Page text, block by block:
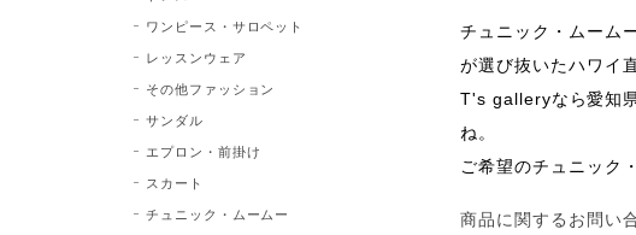
チュニック・ムーム
が選び抜いたハワイ
T's galleryなら愛知
ね。
ご希望のチュニック
商品に関するお問い
ワンピース・サロペット
レッスンウェア
その他ファッション
サンダル
エプロン・前掛け
スカート
チュニック・ムームー